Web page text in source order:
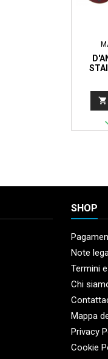

SHOP
Note
Termini
Chi
Mappa
Privacy
Cookie